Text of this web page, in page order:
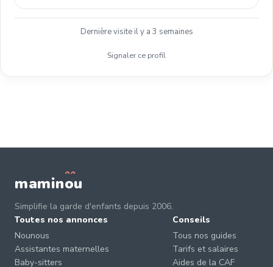
Dernière visite il y a 3 semaines
Signaler ce profil
maminou
Simplifie la garde d'enfants depuis 2006.
Toutes nos annonces
Nounous
Assistantes maternelles
Baby-sitters
Conseils
Tous nos guides
Tarifs et salaires
Aides de la CAF